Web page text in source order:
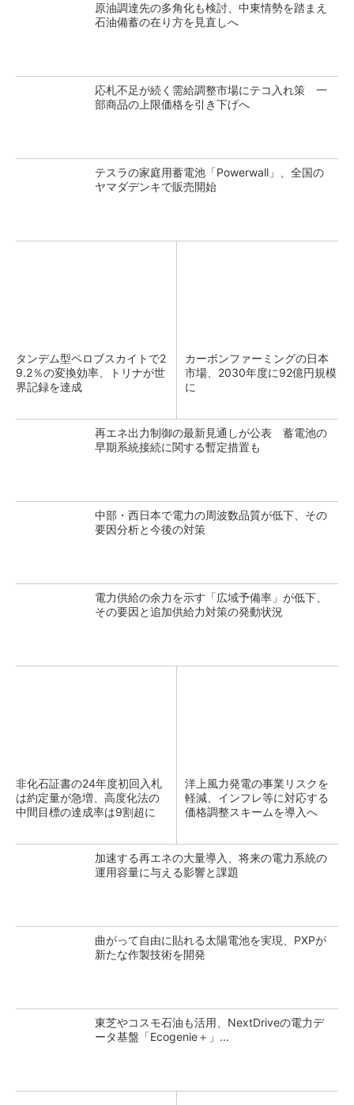
原油調達先の多角化も検討、中東情勢を踏まえ
石油備蓄の在り方を見直しへ
応札不足が続く需給調整市場にテコ入れ策 一
部商品の上限価格を引き下げへ
テスラの家庭用蓄電池「Powerwall」、全国の
ヤマダデンキで販売開始
タンデム型ペロブスカイトで2
9.2％の変換効率、トリナが世
界記録を達成
カーボンファーミングの日本
市場、2030年度に92億円規模
に
再エネ出力制御の最新見通しが公表 蓄電池の
早期系統接続に関する暫定措置も
中部・西日本で電力の周波数品質が低下、その
要因分析と今後の対策
電力供給の余力を示す「広域予備率」が低下、
その要因と追加供給力対策の発動状況
非化石証書の24年度初回入札
は約定量が急増、高度化法の
中間目標の達成率は9割超に
洋上風力発電の事業リスクを
軽減、インフレ等に対応する
価格調整スキームを導入へ
加速する再エネの大量導入、将来の電力系統の
運用容量に与える影響と課題
曲がって自由に貼れる太陽電池を実現、PXPが
新たな作製技術を開発
東芝やコスモ石油も活用、NextDriveの電力デ
ータ基盤「Ecogenie＋」...